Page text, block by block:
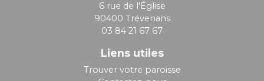
6 rue de l'Église
90400 Trévenans
03 84 21 67 67
Liens utiles
Trouver votre paroisse